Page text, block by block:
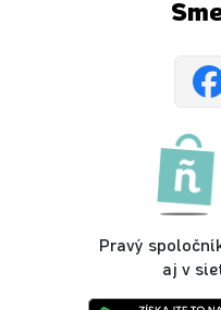
Pravý
aj v